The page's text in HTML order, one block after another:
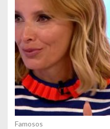
Famosos